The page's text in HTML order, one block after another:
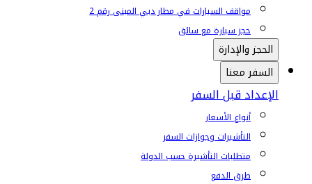
مواقف السيارات في مطار دبي المبنى رقم 2
حجز سيارة مع سائق
الحجز والإدارة
السفر معنا
الإعداد قبل السفر
أنواع الأسعار
التأشيرات وجوازات السفر
متطلبات التأشيرة حسب الدولة
طرق الدفع